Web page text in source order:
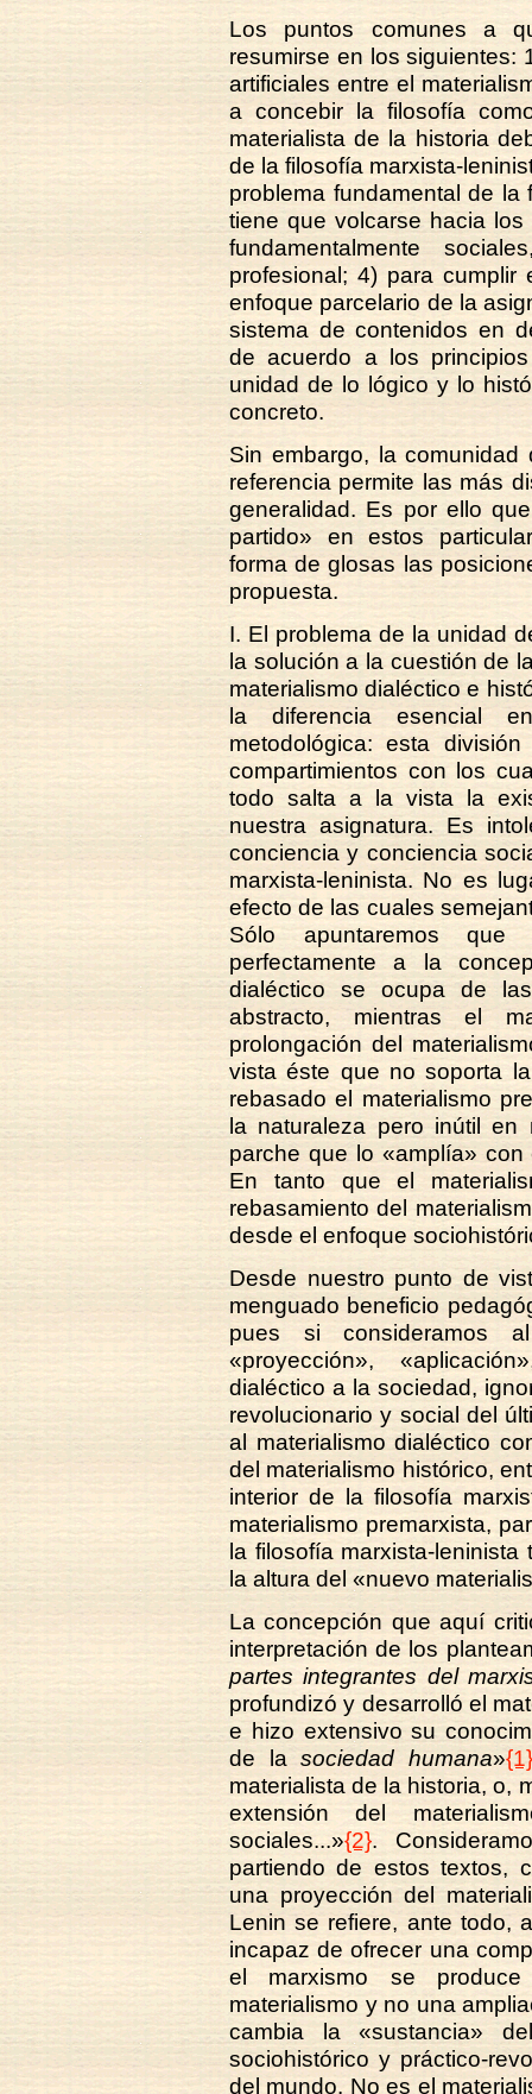
Los puntos comunes a
resumirse en los siguientes:
artificiales entre el
a concebir la filosofía
materialista de la historia
de la filosofía marxista-
problema fundamental de
tiene que volcarse hacia
fundamentalmente
profesional; 4) para
enfoque parcelario de la
sistema de contenidos en
de acuerdo a los
unidad de lo lógico y lo
concreto.
Sin embargo, la
referencia permite las más
generalidad. Es por ello
partido» en estos
forma de glosas las
propuesta.
I. El problema de la unidad
la solución a la cuestión de
materialismo dialéctico e
la diferencia esencial
metodológica: esta
compartimientos con los
todo salta a la vista la
nuestra asignatura. Es
conciencia y conciencia
marxista-leninista. No es
efecto de las cuales
Sólo apuntaremos que
perfectamente a la
dialéctico se ocupa de
abstracto, mientras el
prolongación del
vista éste que no soporta
rebasado el materialismo
la naturaleza pero inútil en
parche que lo «amplía»
En tanto que el
rebasamiento del
desde el enfoque
Desde nuestro punto de
menguado beneficio
pues si consideramos
«proyección»,
dialéctico a la sociedad,
revolucionario y social del
al materialismo dialéctico
del materialismo histórico,
interior de la filosofía
materialismo premarxista,
la filosofía marxista-
la altura del «nuevo
La concepción que aquí
interpretación de los
partes integrantes del
profundizó y desarrolló el
e hizo extensivo su
de lasociedad humana»
materialista de la historia, o,
extensión del
sociales...»{2}.
partiendo de estos textos,
una proyección del
Lenin se refiere, ante todo,
incapaz de ofrecer una
el marxismo se
materialismo y no una
cambia la «sustancia»
sociohistórico y práctico-
del mundo. No es el